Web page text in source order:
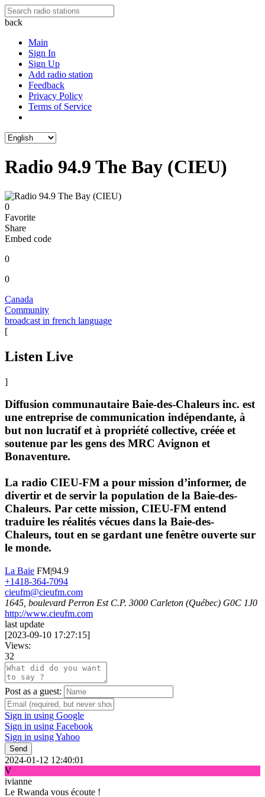
back
Main
Sign In
Sign Up
Add radio station
Feedback
Privacy Policy
Terms of Service
Radio 94.9 The Bay (CIEU)
0
Favorite
Share
Embed code
0
0
Canada
Community
broadcast in french language
[
Listen Live
]
Diffusion communautaire Baie-des-Chaleurs inc. est
une entreprise de communication indépendante, à
but non lucratif et à propriété collective, créée et
soutenue par les gens des MRC Avignon et
Bonaventure.
La radio CIEU-FM a pour mission d’informer, de
divertir et de servir la population de la Baie-des-
Chaleurs. Par cette mission, CIEU-FM entend
traduire les réalités vécues dans la Baie-des-
Chaleurs, tout en se gardant une fenêtre ouverte sur
le monde.
La Baie FM|94.9
+1418-364-7094
cieufm@cieufm.com
1645, boulevard Perron Est C.P. 3000 Carleton (Québec) G0C 1J0
http://www.cieufm.com
last update
[2023-09-10 17:27:15]
Views:
32
Post as a guest:
Sign in using Google
Sign in using Facebook
Sign in using Yahoo
Send
2024-01-12 12:40:01
V
ivianne
Le Rwanda vous écoute !